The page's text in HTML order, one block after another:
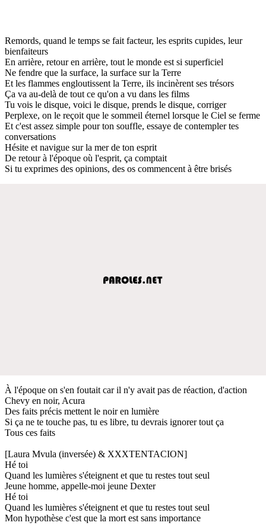
Remords, quand le temps se fait facteur, les esprits cupides, leur
bienfaiteurs
En arrière, retour en arrière, tout le monde est si superficiel
Ne fendre que la surface, la surface sur la Terre
Et les flammes engloutissent la Terre, ils incinèrent ses trésors
Ça va au-delà de tout ce qu'on a vu dans les films
Tu vois le disque, voici le disque, prends le disque, corriger
Perplexe, on le reçoit que le sommeil éternel lorsque le Ciel se ferme
Et c'est assez simple pour ton souffle, essaye de contempler tes
conversations
Hésite et navigue sur la mer de ton esprit
De retour à l'époque où l'esprit, ça comptait
Si tu exprimes des opinions, des os commencent à être brisés
À l'époque on s'en foutait car il n'y avait pas de réaction, d'action
Chevy en noir, Acura
Des faits précis mettent le noir en lumière
Si ça ne te touche pas, tu es libre, tu devrais ignorer tout ça
Tous ces faits
[Laura Mvula (inversée) & XXXTENTACION]
Hé toi
Quand les lumières s'éteignent et que tu restes tout seul
Jeune homme, appelle-moi jeune Dexter
Hé toi
Quand les lumières s'éteignent et que tu restes tout seul
Mon hypothèse c'est que la mort est sans importance